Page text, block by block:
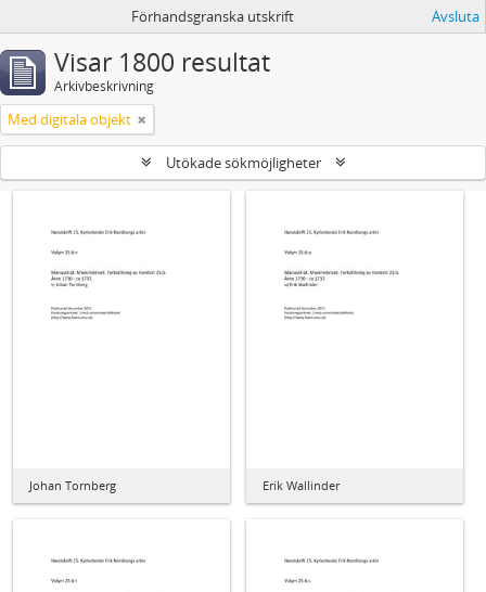
Förhandsgranska utskrift Avsluta
Visar 1800 resultat
Arkivbeskrivning
Med digitala objekt
Utökade sökmöjligheter
Johan Tornberg Erik Wallinder